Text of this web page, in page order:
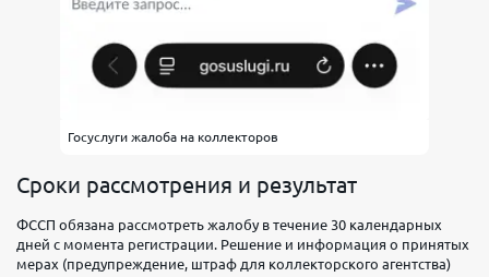
Госуслуги жалоба на коллекторов
Сроки рассмотрения и результат
ФССП обязана рассмотреть жалобу в течение 30 календарных
дней с момента регистрации. Решение и информация о принятых
мерах (предупреждение, штраф для коллекторского агентства)